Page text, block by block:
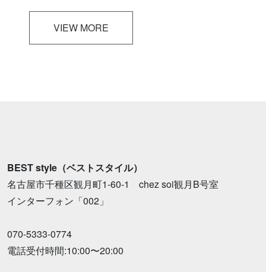
VIEW MORE
BEST style（ベストスタイル）
名古屋市千種区観月町1-60-1 chez soi観月B号室
インターフォン「002」
070-5333-0774
電話受付時間:10:00〜20:00